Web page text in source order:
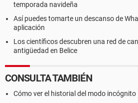
temporada navideña
Así puedes tomarte un descanso de
aplicación
Los científicos descubren una red de
antigüedad en Belice
CONSULTA TAMBIÉN
Cómo ver el historial del modo incógnito